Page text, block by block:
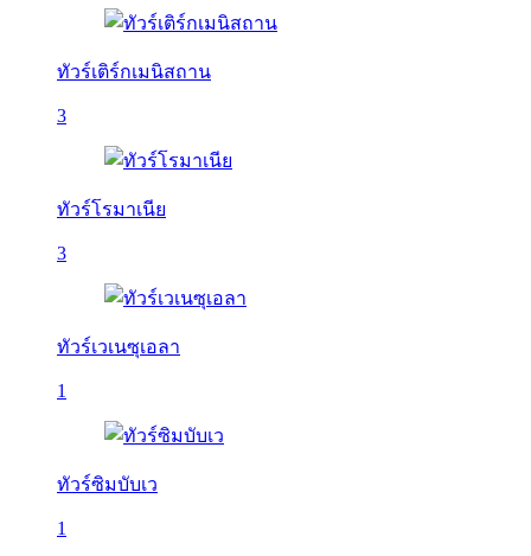
ทัวร์เติร์กเมนิสถาน
3
ทัวร์โรมาเนีย
3
ทัวร์เวเนซุเอลา
1
ทัวร์ซิมบับเว
1